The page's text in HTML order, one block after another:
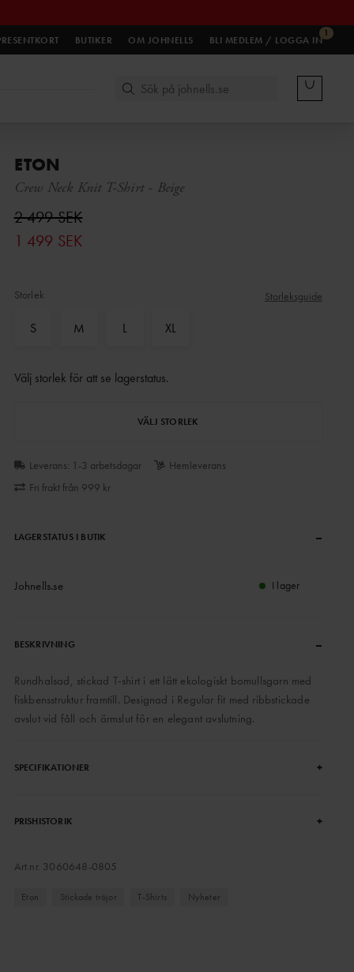
BUTIKER OM JOHNELLS
1
BLI MEDLEM / LOGGA IN
ETON
Crew Neck Knit T-Shirt - Beige
2 499 SEK
1 499 SEK
Storlek Storleksguide
S M L XL
Välj storlek för att se lagerstatus.
VÄLJ STORLEK
Leverans: 1-3 arbetsdagar
Hemleverans
Fri frakt från 999 kr
LAGERSTATUS I BUTIK –
Johnells.se I lager
BESKRIVNING –
Rundhalsad, stickad T-shirt i ett lätt ekologiskt bomullsgarn med
fiskbensstruktur framtill. Designad i Regular fit med ribbstickade
avslut vid fåll och ärmslut för en elegant avslutning.
SPECIFIKATIONER +
PRISHISTORIK +
Art.nr. 3060648-0805
Eton Stickade tröjor T-Shirts Nyheter